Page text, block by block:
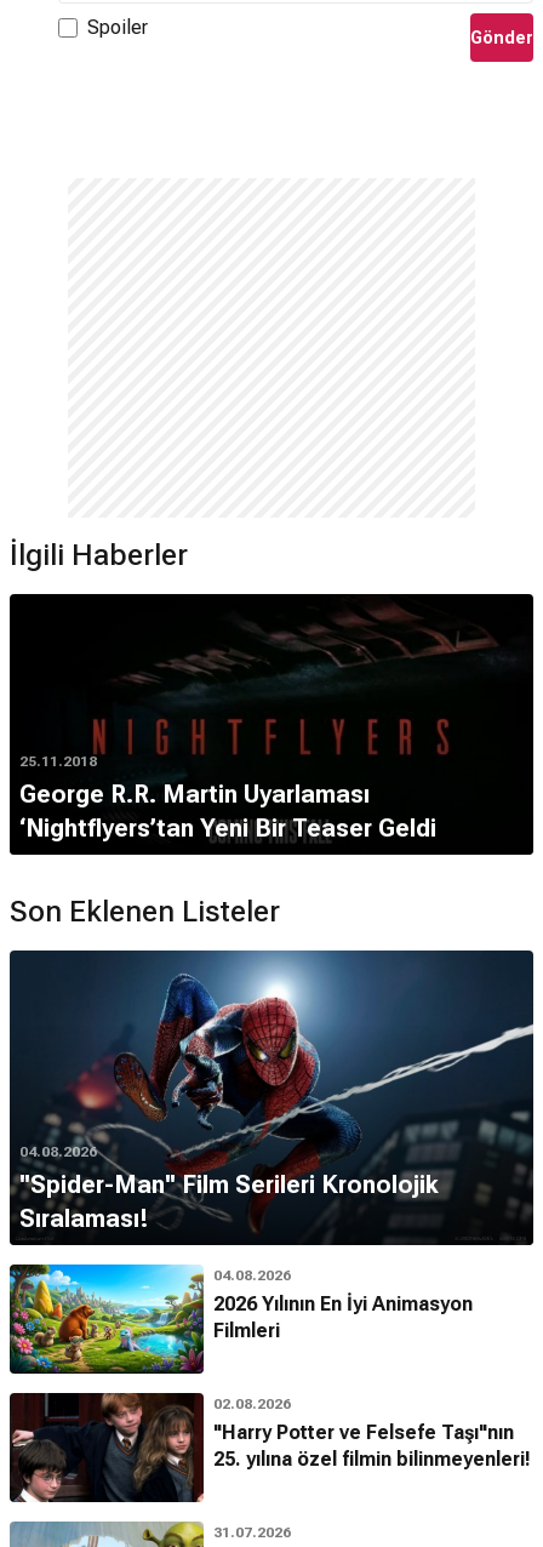
Spoiler Gönder
İlgili Haberler
25.11.2018
George R.R. Martin Uyarlaması
‘Nightflyers’tan Yeni Bir Teaser Geldi
Son Eklenen Listeler
04.08.2026
''Spider-Man'' Film Serileri Kronolojik
Sıralaması!
04.08.2026
2026 Yılının En İyi Animasyon
Filmleri
02.08.2026
"Harry Potter ve Felsefe Taşı"nın
25. yılına özel filmin bilinmeyenleri!
31.07.2026